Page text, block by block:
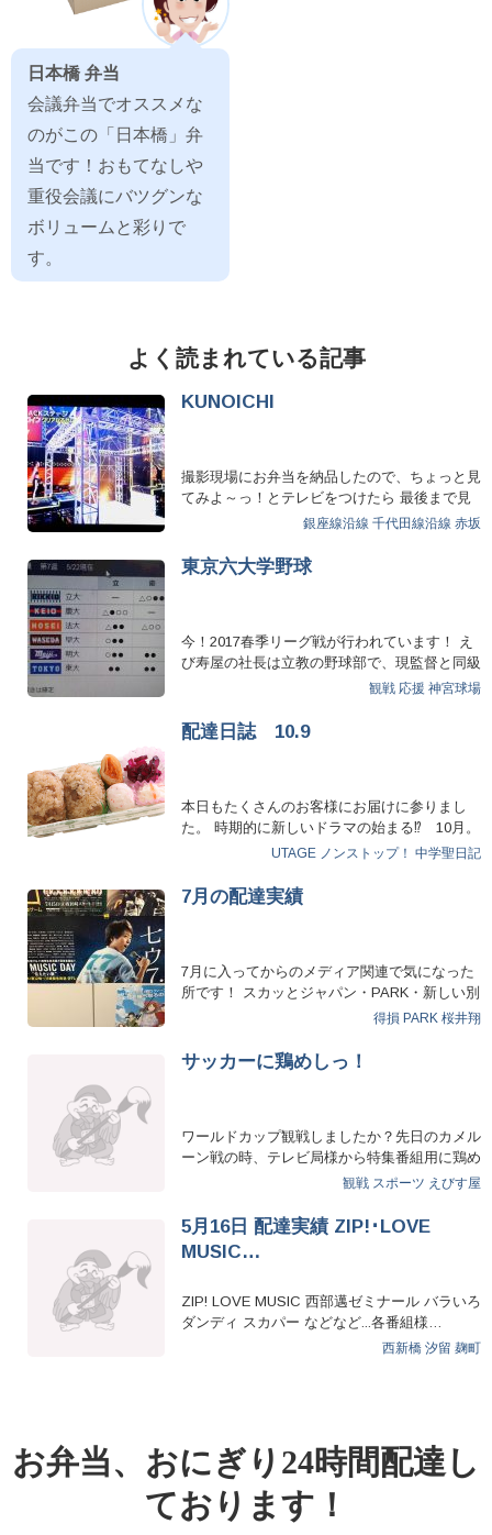
日本橋 弁当
会議弁当でオススメな
のがこの「日本橋」弁
当です！おもてなしや
重役会議にバツグンな
ボリュームと彩りで
す。
よく読まれている記事
KUNOICHI
撮影現場にお弁当を納品したので、ちょっと見
てみよ～っ！とテレビをつけたら 最後まで見
てしまった！！ ま…銀座線沿線 千代田線沿線 赤坂
東京六大学野球
今！2017春季リーグ戦が行われています！ え
び寿屋の社長は立教の野球部で、現監督と同級
観戦 応援 神宮球場
配達日誌 10.9
本日もたくさんのお客様にお届けに参りまし
た。 時期的に新しいドラマの始まる⁉ 10月。
UTAGE ノンストップ！ 中学聖日記
7月の配達実績
7月に入ってからのメディア関連で気になった
所です！ スカッとジャパン・PARK・新しい別
得損 PARK 桜井翔
サッカーに鶏めしっ！
ワールドカップ観戦しましたか？先日のカメル
ーン戦の時、テレビ局様から特集番組用に鶏め
しの注文いただきました！え…
観戦 スポーツ えびす屋
5月16日 配達実績 ZIP!･LOVE
MUSIC…
ZIP! LOVE MUSIC 西部邁ゼミナール バラいろ
ダンディ スカパー などなど...各番組様…
西新橋 汐留 麹町
お弁当、おにぎり24時間配達し
ております！